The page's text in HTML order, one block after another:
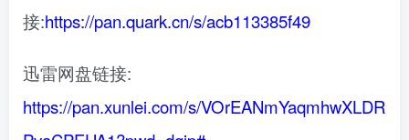
接:https://pan.quark.cn/s/acb113385f49
迅雷网盘链接:
https://pan.xunlei.com/s/VOrEANmYaqmhwXLDR